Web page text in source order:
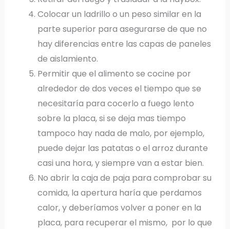
Colocar un ladrillo o un peso similar en la
parte superior para asegurarse de que no
hay diferencias entre las capas de paneles
de aislamiento.
Permitir que el alimento se cocine por
alrededor de dos veces el tiempo que se
necesitaría para cocerlo a fuego lento
sobre la placa, si se deja mas tiempo
tampoco hay nada de malo, por ejemplo,
puede dejar las patatas o el arroz durante
casi una hora, y siempre van a estar bien.
No abrir la caja de paja para comprobar su
comida, la apertura haría que perdamos
calor, y deberíamos volver a poner en la
placa, para recuperar el mismo, por lo que